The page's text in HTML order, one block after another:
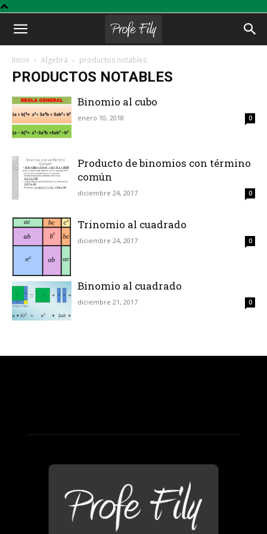
Profe
Inicio Algebra productos notables
PRODUCTOS NOTABLES
Binomio al cubo
enero 10, 2018 0
Producto de binomios con término
común
diciembre 24, 2017 0
Trinomio al cuadrado
diciembre 24, 2017 0
Binomio al cuadrado
diciembre 21, 2017 0